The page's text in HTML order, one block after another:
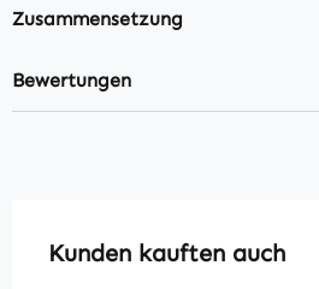
Zusammensetzung
Bewertungen
Produktgalerie überspringen
Kunden kauften auch